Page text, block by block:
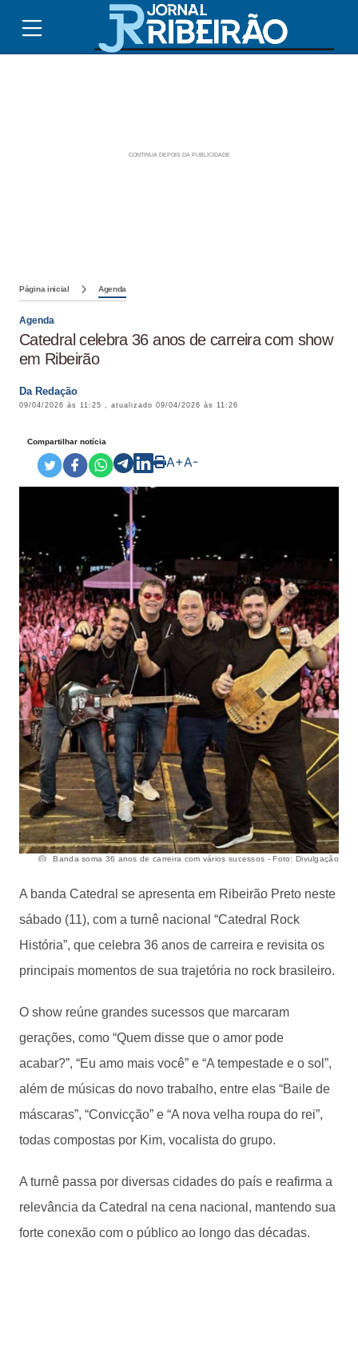
Página inicial Agenda
Agenda
Catedral celebra 36 anos de carreira com show
em Ribeirão
Da Redação
09/04/2026 às 11:25 , atualizado 09/04/2026 às 11:26
Compartilhar notícia
A+A-
Banda soma 36 anos de carreira com vários sucessos - Foto: Divulgação
A banda Catedral se apresenta em Ribeirão Preto neste
sábado (11), com a turnê nacional “Catedral Rock
História”, que celebra 36 anos de carreira e revisita os
principais momentos de sua trajetória no rock brasileiro.
O show reúne grandes sucessos que marcaram
gerações, como “Quem disse que o amor pode
acabar?”, “Eu amo mais você” e “A tempestade e o sol”,
além de músicas do novo trabalho, entre elas “Baile de
máscaras”, “Convicção” e “A nova velha roupa do rei”,
todas compostas por Kim, vocalista do grupo.
A turnê passa por diversas cidades do país e reafirma a
relevância da Catedral na cena nacional, mantendo sua
forte conexão com o público ao longo das décadas.